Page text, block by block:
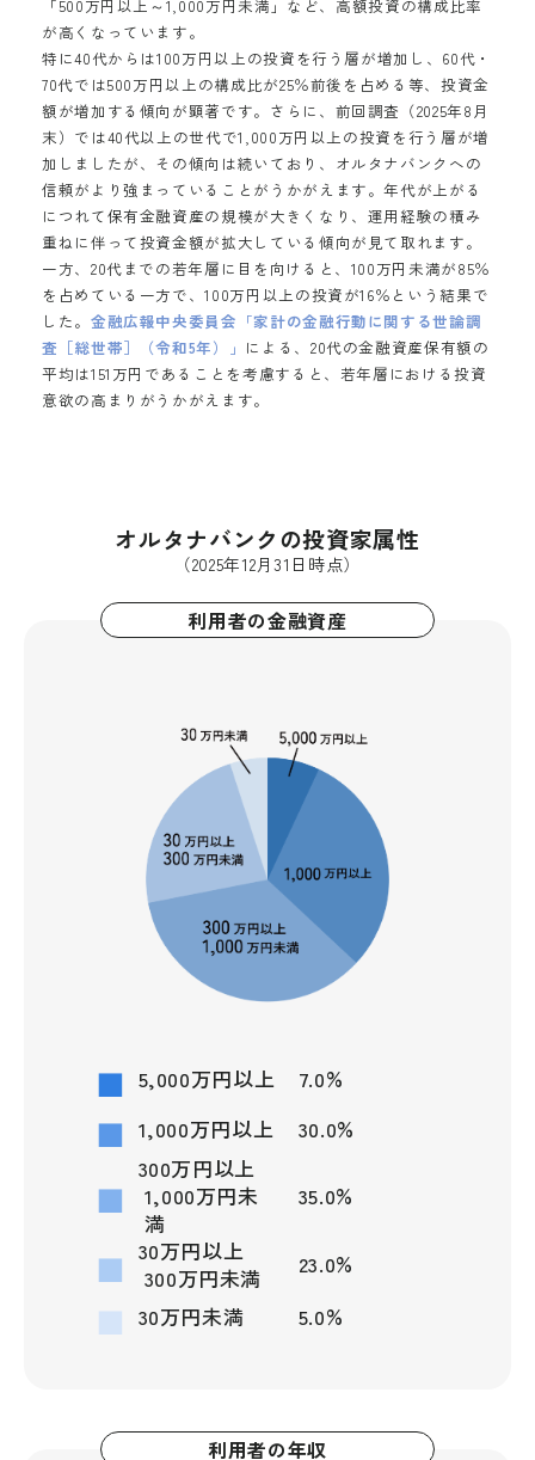
「500万円以上～1,000万円未満」など、高額投資の構成比率
が高くなっています。
特に40代からは100万円以上の投資を行う層が増加し、60代・
70代では500万円以上の構成比が25％前後を占める等、投資金
額が増加する傾向が顕著です。さらに、前回調査（2025年8月
末）では40代以上の世代で1,000万円以上の投資を行う層が増
加しましたが、その傾向は続いており、オルタナバンクへの
信頼がより強まっていることがうかがえます。年代が上がる
につれて保有金融資産の規模が大きくなり、運用経験の積み
重ねに伴って投資金額が拡大している傾向が見て取れます。
一方、20代までの若年層に目を向けると、100万円未満が85％
を占めている一方で、100万円以上の投資が16％という結果で
した。 金融広報中央委員会「家計の金融行動に関する世論調
査［総世帯］（令和5年）」 による、20代の金融資産保有額の
平均は151万円であることを考慮すると、若年層における投資
意欲の高まりがうかがえます。
オルタナバンクの投資家属性
（2025年12月31日時点）
利用者の金融資産
5,000万円以上 7.0%
1,000万円以上 30.0%
300万円以上
1,000万円未
満
35.0%
30万円以上
300万円未満
23.0%
30万円未満 5.0%
利用者の年収